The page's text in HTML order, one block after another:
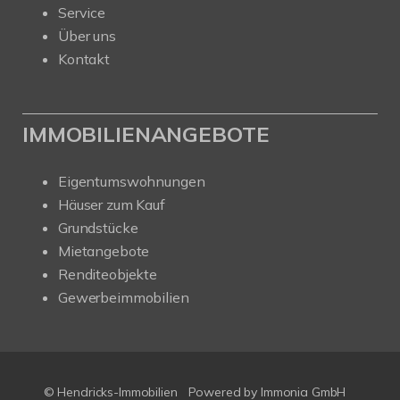
Service
Über uns
Kontakt
IMMOBILIENANGEBOTE
Eigentumswohnungen
Häuser zum Kauf
Grundstücke
Mietangebote
Renditeobjekte
Gewerbeimmobilien
© Hendricks-Immobilien Powered by Immonia GmbH